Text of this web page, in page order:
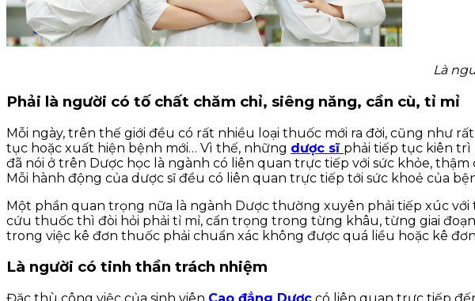
Là
Phải là người có tố chất chăm chỉ, siêng năng, cần cù, tỉ mỉ
Mỗi ngày, trên thế giới đều có rất nhiều loại thuốc mới ra đời, cũng như
tục hoặc xuất hiện bệnh mới… Vì thế, những dược sĩ phải tiếp tục kiên trì
đã nói ở trên Dược học là ngành có liên quan trực tiếp với sức khỏe,
Mỗi hành động của dược sĩ đều có liên quan trực tiếp tới sức khoẻ của
Một phần quan trọng nữa là ngành Dược thường xuyên phải tiếp xúc
cứu thuốc thì đòi hỏi phải tỉ mỉ, cẩn trọng trong từng khâu, từng giai
trong việc kê đơn thuốc phải chuẩn xác không được quá liều hoặc kê
Là người có tinh thần trách nhiệm